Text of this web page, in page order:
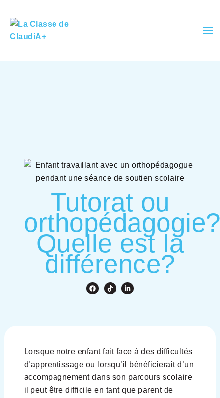
Tutorat ou
orthopédagogie?
Quelle est la
différence?
Lorsque notre enfant fait face à des difficultés
d’apprentissage ou lorsqu’il bénéficierait d’un
accompagnement dans son parcours scolaire,
il peut être difficile en tant que parent de